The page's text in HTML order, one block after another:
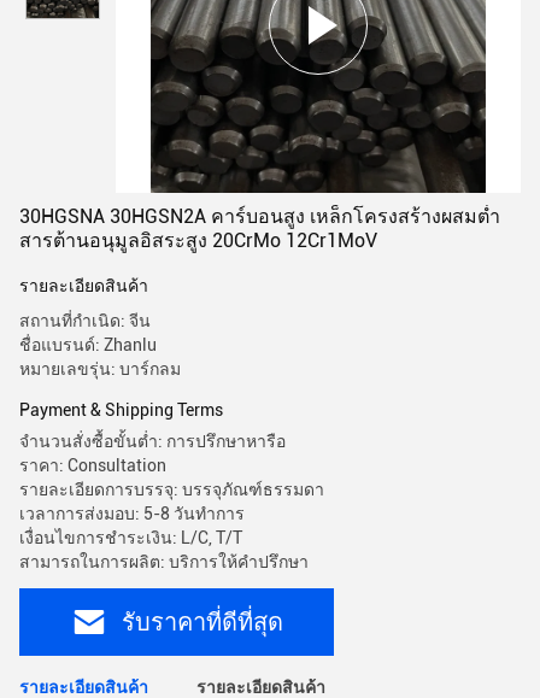
30HGSNA 30HGSN2A คาร์บอนสูง เหล็กโครงสร้างผสมต่ำ
สารต้านอนุมูลอิสระสูง 20CrMo 12Cr1MoV
รายละเอียดสินค้า
สถานที่กำเนิด: จีน
ชื่อแบรนด์: Zhanlu
หมายเลขรุ่น: บาร์กลม
Payment & Shipping Terms
จำนวนสั่งซื้อขั้นต่ำ: การปรึกษาหารือ
ราคา: Consultation
รายละเอียดการบรรจุ: บรรจุภัณฑ์ธรรมดา
เวลาการส่งมอบ: 5-8 วันทำการ
เงื่อนไขการชำระเงิน: L/C, T/T
สามารถในการผลิต: บริการให้คำปรึกษา
รับราคาที่ดีที่สุด
รายละเอียดสินค้า รายละเอียดสินค้า